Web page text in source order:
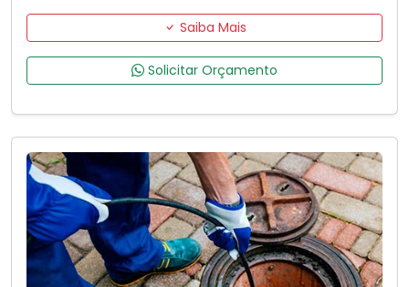
Saiba Mais
Solicitar Orçamento